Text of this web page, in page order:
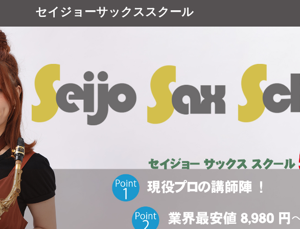
セイジョーサックススクール